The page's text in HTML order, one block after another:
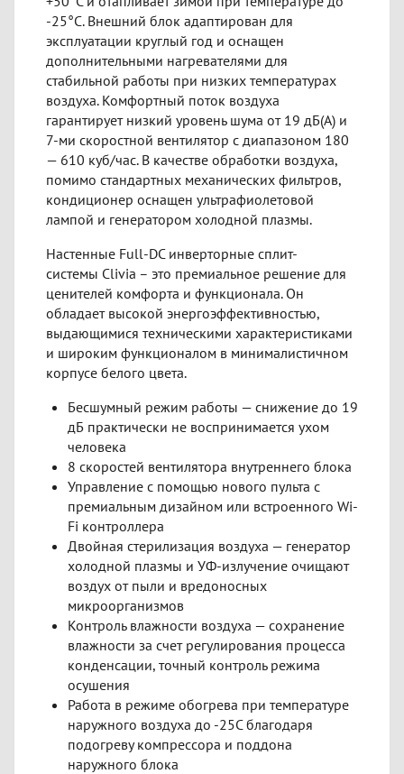
-25°С. Внешний блок адаптирован для
эксплуатации круглый год и оснащен
дополнительными нагревателями для
стабильной работы при низких температурах
воздуха. Комфортный поток воздуха
гарантирует низкий уровень шума от 19 дБ(А) и
7-ми скоростной вентилятор с диапазоном 180
— 610 куб/час. В качестве обработки воздуха,
помимо стандартных механических фильтров,
кондиционер оснащен ультрафиолетовой
лампой и генератором холодной плазмы.
Настенные Full-DC инверторные сплит-
системы Clivia – это премиальное решение для
ценителей комфорта и функционала. Он
обладает высокой энергоэффективностью,
выдающимися техническими характеристиками
и широким функционалом в минималистичном
корпусе белого цвета.
Бесшумный режим работы — снижение до 19
дБ практически не воспринимается ухом
человека
8 скоростей вентилятора внутреннего блока
Управление с помощью нового пульта с
премиальным дизайном или встроенного Wi-
Fi контроллера
Двойная стерилизация воздуха — генератор
холодной плазмы и УФ-излучение очищают
воздух от пыли и вредоносных
микроорганизмов
Контроль влажности воздуха — сохранение
влажности за счет регулирования процесса
конденсации, точный контроль режима
осушения
Работа в режиме обогрева при температуре
наружного воздуха до -25С благодаря
подогреву компрессора и поддона
наружного блока